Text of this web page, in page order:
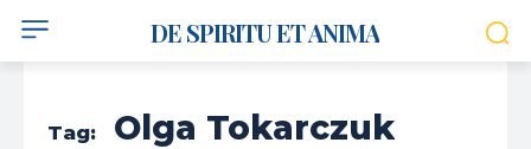
DE SPIRITU ET ANIMA
Tag: Olga Tokarczuk